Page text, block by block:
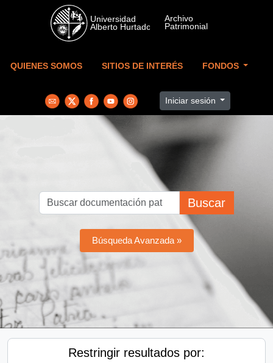
Skip to main content
QUIENES SOMOS SITIOS DE INTERÉS FONDOS
Iniciar sesión
Buscar
Búsqueda Avanzada »
Restringir resultados por: